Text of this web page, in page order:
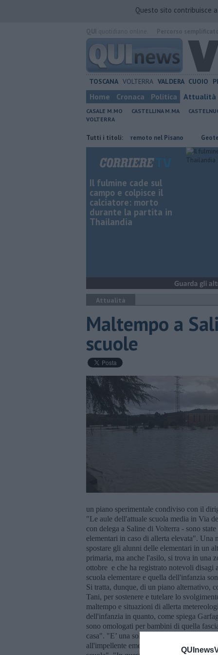
Questo sito contribuisce
TOSCANA VOLTERRA VALDERA CUOIO
Home Cronaca Politica Attualità
CASALE M.MO CASTELLINA M.MA
VOLTERRA
Tutti i titoli:
Ancora una scossa di terremoto nel Pisano Geotermia,
Il fulmine cade sul
campo e colpisce il
calciatore: morto
durante la partita in
Thailandia
Attualità
Maltempo a
scuole
un piano sperimentale condiviso con il
"Le aule dell'attuale scuola media in Via
con delega a Saline di Volterra - sono
elementari in caso di allerta elevata". Una
spostare gli alunni delle elementari in un
primaria, ma anche l'asilo, si trova in una
ottobre e che ha registrato notevoli disagi
scuola elementare e quella dell'infanzia
Si tratta, dunque, di un piano alternativo,
Tani, per sostenere e tutelare lo
maltempo e situazioni di allerta
dell'infanzia in quanto, come spiega
sono omologati per bambini di quella
casa". "E’ una soluzione applicata in via
all'impellente emergenza del territorio e